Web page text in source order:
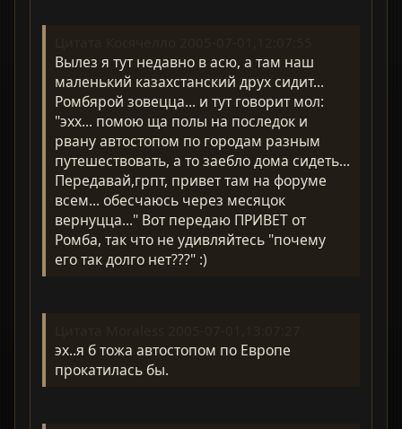
Вылез я тут недавно в асю, а там наш
маленький казахстанский друх сидит...
Ромбярой зовецца... и тут говорит мол:
"эхх... помою ща полы на последок и
рвану автостопом по городам разным
путешествовать, а то заебло дома сидеть...
Передавай,грпт, привет там на форуме
всем... обесчаюсь через месяцок
вернуцца..." Вот передаю ПРИВЕТ от
Ромба, так что не удивляйтесь "почему
его так долго нет???" :)
эх..я б тожа автостопом по Европе
прокатилась бы.